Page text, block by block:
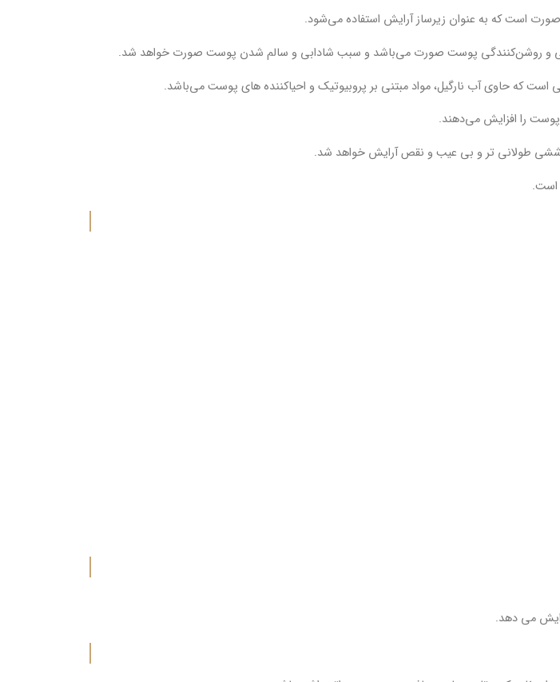
را افزایش می‌دهند.
طولانی تر و بی عیب و نقص آرایش خواهد شد.
است.
می دهد.